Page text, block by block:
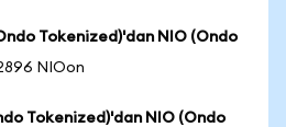
Tokenized)'dan NIO (Ondo
NIOon
Tokenized)'dan NIO (Ondo